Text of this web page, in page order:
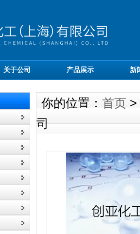
关于公司 产品展示 新
你的位置： 首页 >
司